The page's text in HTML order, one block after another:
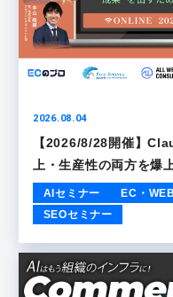
2026.08.04
【2026/8/28開催】
上・生産性の両方を爆
AIセミナー EC・
SEOセミナー